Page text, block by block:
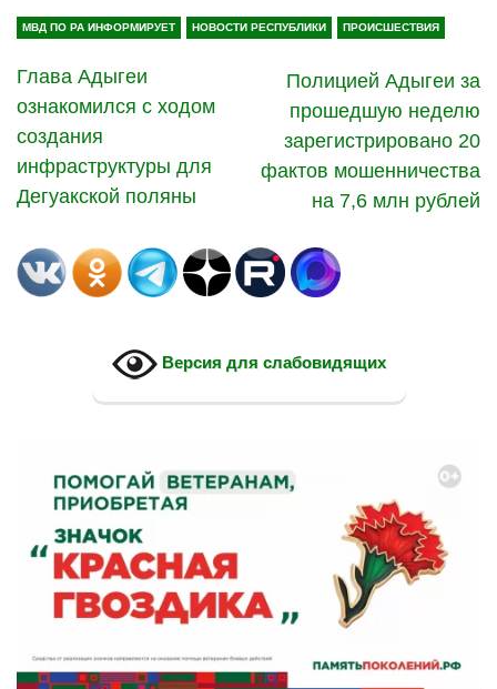
МВД ПО РА ИНФОРМИРУЕТ НОВОСТИ РЕСПУБЛИКИ ПРОИСШЕСТВИЯ
Глава Адыгеи
ознакомился с ходом
создания
инфраструктуры для
Дегуакской поляны
Полицией Адыгеи за
прошедшую неделю
зарегистрировано 20
фактов мошенничества
на 7,6 млн рублей
Версия для слабовидящих